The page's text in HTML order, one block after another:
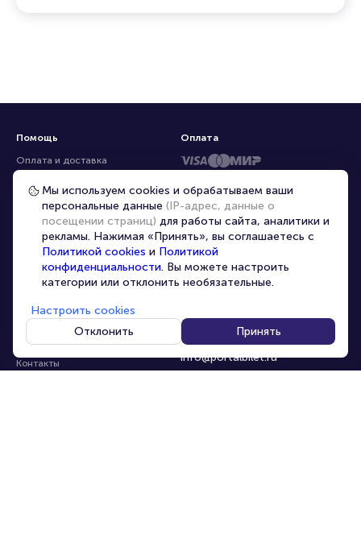
Помощь
Оплата и доставка
Частые вопросы
Перепродажа билетов
Организаторам
Корпоративным клиентам
VIP-билеты
Персональные данные
О компании
Контакты
8-800-500-42-62
8-499-226-15-14
info@portalbilet.ru
С 10:00 до 21:00,
Оплата
Мы используем cookies и обрабатываем ваши
персональные данные (IP-адрес, данные о
посещении страниц) для работы сайта, аналитики и
рекламы. Нажимая «Принять», вы соглашаетесь с
Политикой cookies и Политикой
конфиденциальности. Вы можете настроить
категории или отклонить необязательные.
Настроить cookies
Отклонить
Принять